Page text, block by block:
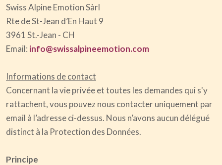
Swiss Alpine Emotion Sàrl
Rte de St-Jean d’En Haut 9
3961 St.-Jean - CH
Email: info@swissalpineemotion.com
Informations de contact
Concernant la vie privée et toutes les demandes qui s'y
rattachent, vous pouvez nous contacter uniquement par
email à l’adresse ci-dessus. Nous n’avons aucun délégué
distinct à la Protection des Données.
Principe